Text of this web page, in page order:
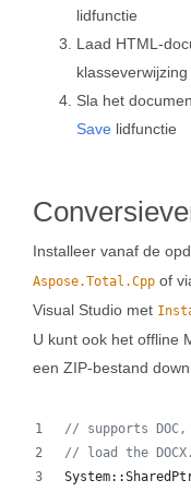
lidfunctie
Laad HTML-
klasseverwijzing
Sla het
Save lidfunctie
Installeer vanaf de
Aspose.Total.Cpp of
Visual Studio met
U kunt ook het offline
een ZIP-bestand
// supports DOC,
// load the DOCX.